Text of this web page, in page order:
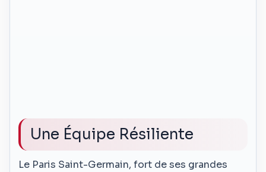
Une Équipe Résiliente
Le Paris Saint-Germain, fort de ses grandes